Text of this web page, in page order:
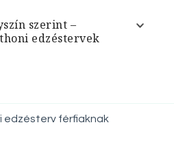
szerint –
edzéstervek
edzésterv férfiaknak